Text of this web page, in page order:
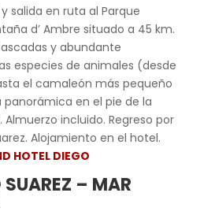
salida en ruta al Parque
d’ Ambre situado a 45 km.
y abundante
especies de animales (desde
el camaleón más pequeño
en el pie de la
Almuerzo incluido. Regreso por
Alojamiento en el hotel.
HOTEL DIEGO
– MAR